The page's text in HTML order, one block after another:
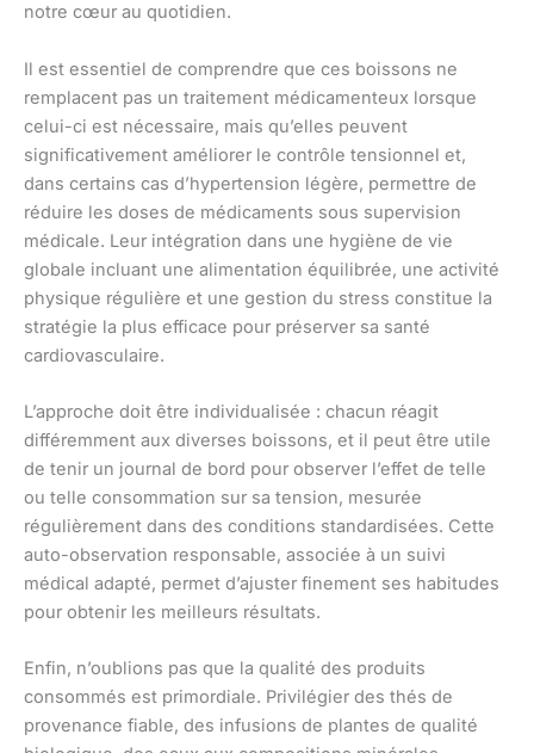
notre cœur au quotidien.
Il est essentiel de comprendre que ces boissons ne
remplacent pas un traitement médicamenteux lorsque
celui-ci est nécessaire, mais qu’elles peuvent
significativement améliorer le contrôle tensionnel et,
dans certains cas d’hypertension légère, permettre de
réduire les doses de médicaments sous supervision
médicale. Leur intégration dans une hygiène de vie
globale incluant une alimentation équilibrée, une activité
physique régulière et une gestion du stress constitue la
stratégie la plus efficace pour préserver sa santé
cardiovasculaire.
L’approche doit être individualisée : chacun réagit
différemment aux diverses boissons, et il peut être utile
de tenir un journal de bord pour observer l’effet de telle
ou telle consommation sur sa tension, mesurée
régulièrement dans des conditions standardisées. Cette
auto-observation responsable, associée à un suivi
médical adapté, permet d’ajuster finement ses habitudes
pour obtenir les meilleurs résultats.
Enfin, n’oublions pas que la qualité des produits
consommés est primordiale. Privilégier des thés de
provenance fiable, des infusions de plantes de qualité